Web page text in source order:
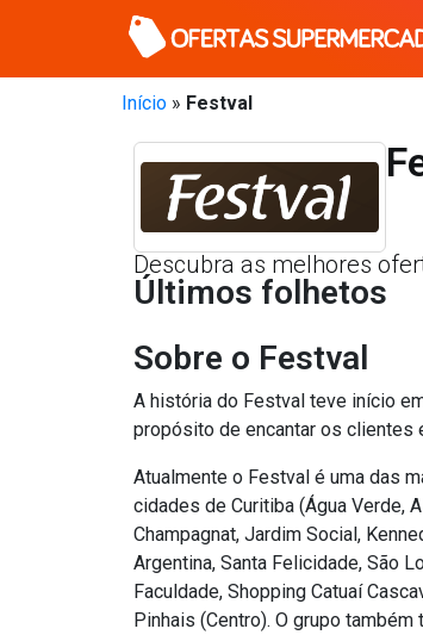
Início » Festval
Descubra as melhores
Últimos folhetos
Sobre o Festval
A história do Festval teve início
propósito de encantar os clientes
Atualmente o Festval é uma das
cidades de Curitiba (Água Verde,
Champagnat, Jardim Social,
Argentina, Santa Felicidade, São
Faculdade, Shopping Catuaí
Pinhais (Centro). O grupo